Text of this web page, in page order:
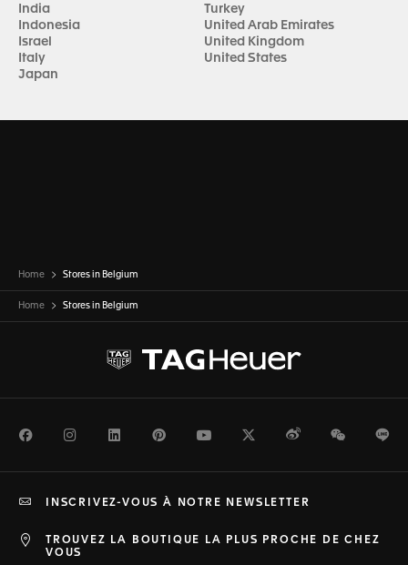
India
Indonesia
Israel
Italy
Japan
Turkey
United Arab Emirates
United Kingdom
United States
Home Stores in Belgium
Home Stores in Belgium
FacebookInstagramLinkedInPinterestYoutubeTwitterWeiboWeChat
TROUVEZ LA BOUTIQUE LA PLUS PROCHE DE CHEZ
VOUS
INSCRIVEZ-VOUS À NOTRE NEWSLETTER